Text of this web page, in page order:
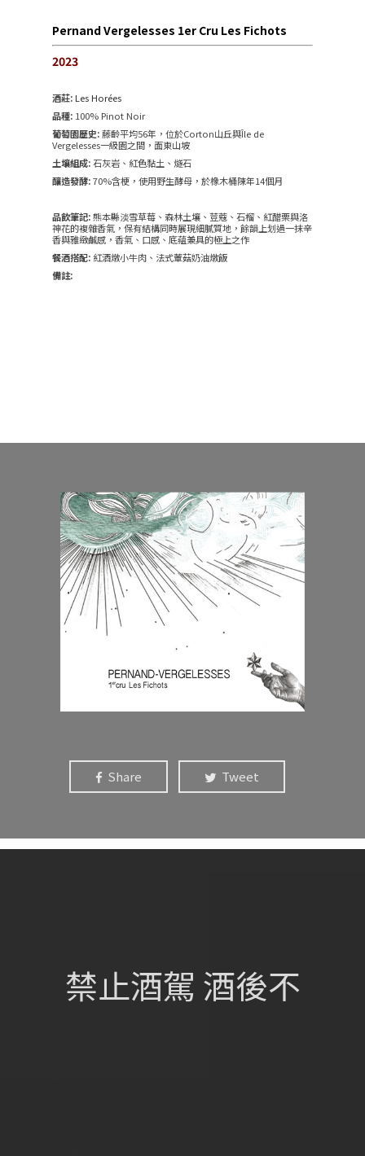
Pernand Vergelesses 1er Cru Les Fichots
2023
酒莊:Les Horées
品種: 100% Pinot Noir
葡萄園歷史:藤齡平均56年，位於Corton山丘與Île de
Vergelesses一級園之間，面東山坡
土壤組成:石灰岩、紅色黏土、燧石
釀造發酵:70%含梗，使用野生酵母，於橡木桶陳年14個月
品飲筆記:熊本縣淡雪草莓、森林土壤、荳蔻、石榴、紅醋栗與洛
神花的複雜香氣，保有結構同時展現細膩質地，餘韻上划過一抹辛
香與雅緻鹹感，香氣、口感、底蘊兼具的極上之作
餐酒搭配:紅酒燉小牛肉、法式蕈菇奶油燉飯
備註:
Share Tweet
葡萄酒單
瀏覽收藏
禁止酒駕 酒後不